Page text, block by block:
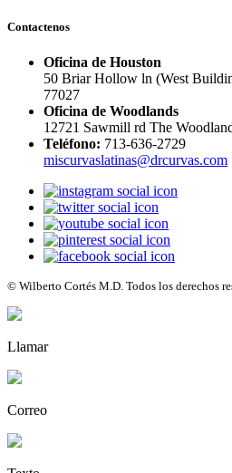
Contactenos
Oficina de Houston
50 Briar Hollow ln (West
77027
Oficina de Woodlands
12721 Sawmill rd The
Teléfono: 713-636-2729
miscurvaslatinas@drcurvas.com
© Wilberto Cortés M.D. Todos los derechos
Llamar
Correo